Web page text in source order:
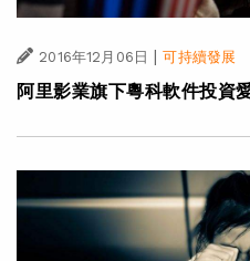
2016年12月06日 | 可持續發展
阿里影業旗下粵科軟件投資